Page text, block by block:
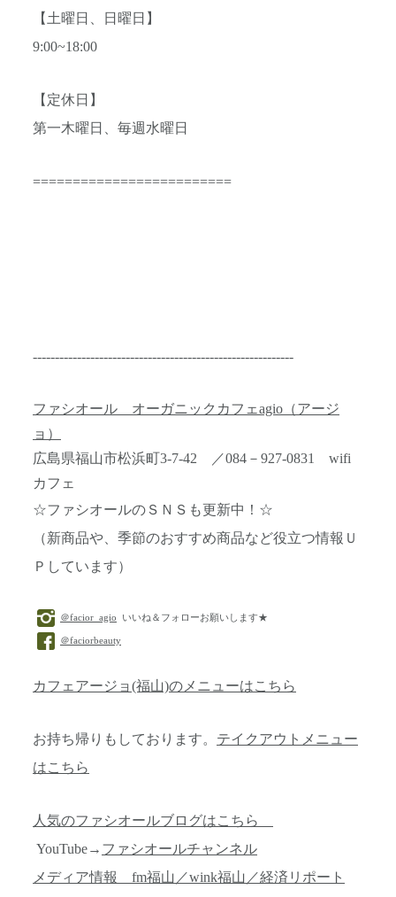
【土曜日、日曜日】
9:00~18:00
【定休日】
第一木曜日、毎週水曜日
=========================
-----------------------------------------------------------
ファシオール オーガニックカフェagio（アージ
ョ）
広島県福山市松浜町3-7-42 ／084－927-0831 wifi
カフェ
☆ファシオールのＳＮＳも更新中！☆
（新商品や、季節のおすすめ商品など役立つ情報Ｕ
Ｐしています）
＠facior_agio いいね＆フォローお願いします★
＠faciorbeauty
カフェアージョ(福山)のメニューはこちら
お持ち帰りもしております。 テイクアウトメニュー
はこちら
人気のファシオールブログはこちら
YouTube→ ファシオールチャンネル
メディア情報 fm福山／wink福山／経済リポート